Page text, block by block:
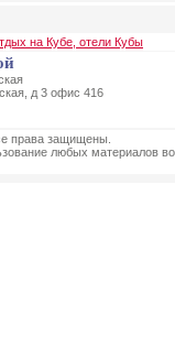
на Кубе, отели Кубы
д 3 офис 416
права защищены.
любых материалов